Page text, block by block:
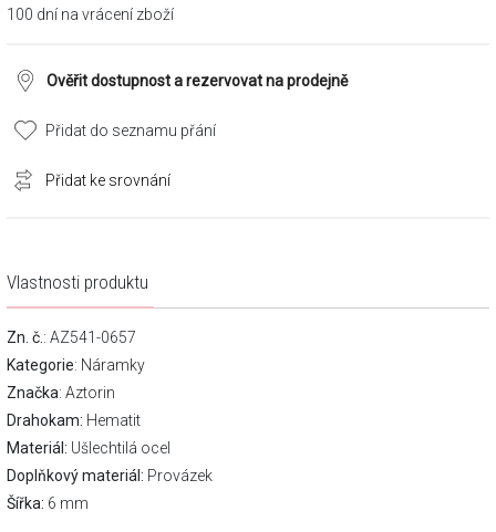
100 dní na vrácení zboží
Ověřit dostupnost a rezervovat na prodejně
Přidat do seznamu přání
Přidat ke srovnání
Vlastnosti produktu
Zn. č. : AZ541-0657
Kategorie: Náramky
Značka: Aztorin
Drahokam: Hematit
Materiál: Ušlechtilá ocel
Doplňkový materiál: Provázek
Šířka: 6 mm